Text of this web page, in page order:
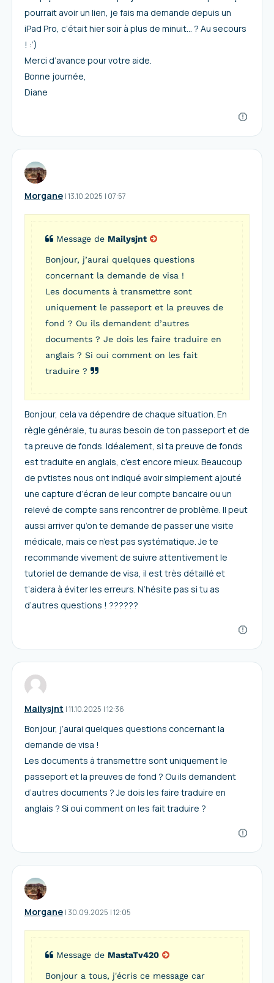
pourrait avoir un lien, je fais ma demande depuis un
iPad Pro, c’était hier soir à plus de minuit… ? Au secours
! :’)
Merci d’avance pour votre aide.
Bonne journée,
Diane
Morgane I13.10.2025 | 07:57
Message de Mailysjnt
Bonjour, j’aurai quelques questions
concernant la demande de visa !
Les documents à transmettre sont
uniquement le passeport et la preuves de
fond ? Ou ils demandent d’autres
documents ? Je dois les faire traduire en
anglais ? Si oui comment on les fait
traduire ?
Bonjour, cela va dépendre de chaque situation. En
règle générale, tu auras besoin de ton passeport et de
ta preuve de fonds. Idéalement, si ta preuve de fonds
est traduite en anglais, c’est encore mieux. Beaucoup
de pvtistes nous ont indiqué avoir simplement ajouté
une capture d’écran de leur compte bancaire ou un
relevé de compte sans rencontrer de problème. Il peut
aussi arriver qu’on te demande de passer une visite
médicale, mais ce n’est pas systématique. Je te
recommande vivement de suivre attentivement le
tutoriel de demande de visa, il est très détaillé et
t’aidera à éviter les erreurs. N’hésite pas si tu as
d’autres questions ! ??????
Mailysjnt I11.10.2025 |12:36
Bonjour, j’aurai quelques questions concernant la
demande de visa !
Les documents à transmettre sont uniquement le
passeport et la preuves de fond ? Ou ils demandent
d’autres documents ? Je dois les faire traduire en
anglais ? Si oui comment on les fait traduire ?
Morgane I30.09.2025 |12:05
Message de MastaTv420
Bonjour a tous, j'écris ce message car